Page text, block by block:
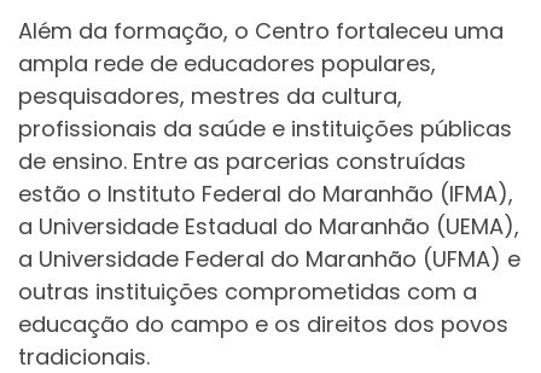
Além da formação, o Centro fortaleceu uma
ampla rede de educadores populares,
pesquisadores, mestres da cultura,
profissionais da saúde e instituições públicas
de ensino. Entre as parcerias construídas
estão o Instituto Federal do Maranhão (IFMA),
a Universidade Estadual do Maranhão (UEMA),
a Universidade Federal do Maranhão (UFMA) e
outras instituições comprometidas com a
educação do campo e os direitos dos povos
tradicionais.